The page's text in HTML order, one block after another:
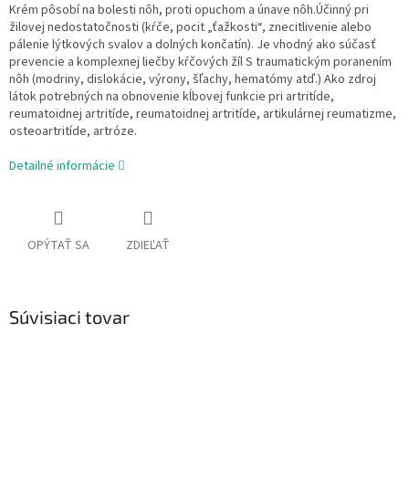
Krém pôsobí na bolesti nôh, proti opuchom a únave nôh.Účinný pri
žilovej nedostatočnosti (kŕče, pocit „ťažkosti“, znecitlivenie alebo
pálenie lýtkových svalov a dolných končatín). Je vhodný ako súčasť
prevencie a komplexnej liečby kŕčových žíl S traumatickým poranením
nôh (modriny, dislokácie, výrony, šľachy, hematómy atď.) Ako zdroj
látok potrebných na obnovenie kĺbovej funkcie pri artritíde,
reumatoidnej artritíde, reumatoidnej artritíde, artikulárnej reumatizme,
osteoartritíde, artróze.
Detailné informácie
OPÝTAŤ SA ZDIEĽAŤ
Súvisiaci tovar